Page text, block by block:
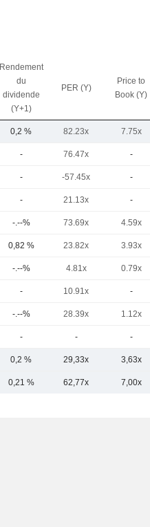
Rendement
du
dividende
(Y+1)
PER (Y)
Price to
Book (Y)
0,2 % 82.23x 7.75x
- 76.47x -
- -57.45x -
- 21.13x -
-.--% 73.69x 4.59x
0,82 % 23.82x 3.93x
-.--% 4.81x 0.79x
- 10.91x -
-.--% 28.39x 1.12x
- - -
0,2 % 29,33x 3,63x
0,21 % 62,77x 7,00x